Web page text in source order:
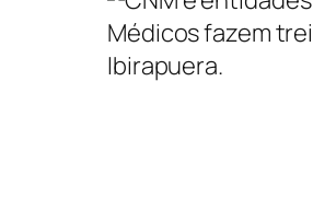
Médicos fazem
Ibirapuera.